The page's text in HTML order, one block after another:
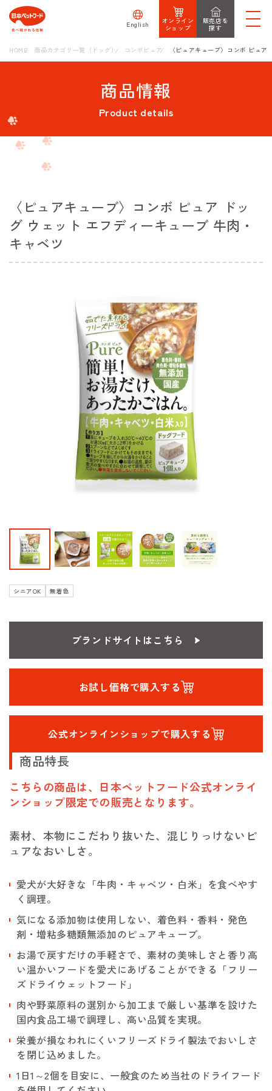
English
オンライン
ショップ
販売店を
探す
HOME 商品カテゴリ一覧（ドッグ） コンボピュア 〈ピュアキューブ〉コンボ ピュ
商品情報
Product details
〈ピュアキューブ〉コンボ ピュア ドッ
グ ウェット エフディーキューブ 牛肉・
キャベツ
シニアOK 無着色
ブランドサイトはこちら
お試し価格で購入する
公式オンラインショップで購入する
商品特長
こちらの商品は、日本ペットフード公式オンライ
ンショップ限定での販売となります。
素材、本物にこだわり抜いた、混じりっけないピ
ュアなおいしさ。
愛犬が大好きな「牛肉・キャベツ・白米」を食べやす
く調理。
気になる添加物は使用しない、着色料・香料・発色
剤・増粘多糖類無添加のピュアキューブ。
お湯で戻すだけの手軽さで、素材の美味しさと香り高
い温かいフードを愛犬にあげることができる「フリー
ズドライウェットフード」
肉や野菜原料の選別から加工まで厳しい基準を設けた
国内食品工場で調理し、高い品質を実現。
栄養が損なわれにくいフリーズドライ製法でおいしさ
を閉じ込めました。
1日1～2個を目安に、一般食のため当社のドライフード